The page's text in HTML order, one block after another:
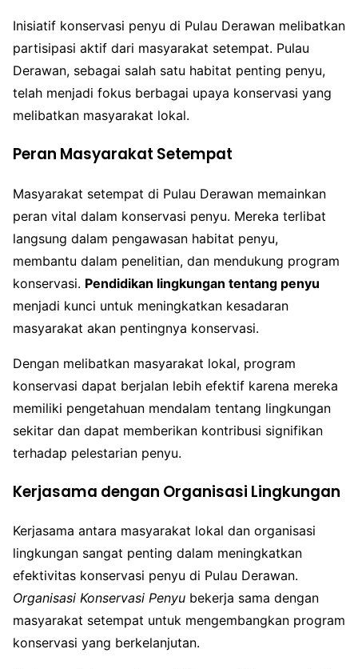
Inisiatif konservasi penyu di Pulau Derawan melibatkan
partisipasi aktif dari masyarakat setempat. Pulau
Derawan, sebagai salah satu habitat penting penyu,
telah menjadi fokus berbagai upaya konservasi yang
melibatkan masyarakat lokal.
Peran Masyarakat Setempat
Masyarakat setempat di Pulau Derawan memainkan
peran vital dalam konservasi penyu. Mereka terlibat
langsung dalam pengawasan habitat penyu,
membantu dalam penelitian, dan mendukung program
konservasi. Pendidikan lingkungan tentang penyu
menjadi kunci untuk meningkatkan kesadaran
masyarakat akan pentingnya konservasi.
Dengan melibatkan masyarakat lokal, program
konservasi dapat berjalan lebih efektif karena mereka
memiliki pengetahuan mendalam tentang lingkungan
sekitar dan dapat memberikan kontribusi signifikan
terhadap pelestarian penyu.
Kerjasama dengan Organisasi Lingkungan
Kerjasama antara masyarakat lokal dan organisasi
lingkungan sangat penting dalam meningkatkan
efektivitas konservasi penyu di Pulau Derawan.
Organisasi Konservasi Penyu bekerja sama dengan
masyarakat setempat untuk mengembangkan program
konservasi yang berkelanjutan.